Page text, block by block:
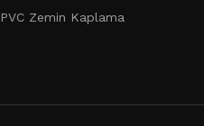
PVC Zemin Kaplama